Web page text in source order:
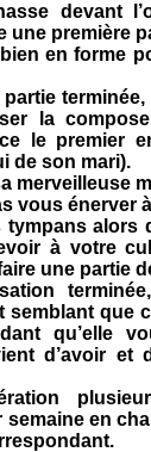
devant
une première
en forme
la
le premier
de son mari).
merveilleuse
vous énerver
alors
à votre
une partie
semblant que
qu’elle
d’avoir et
semaine en